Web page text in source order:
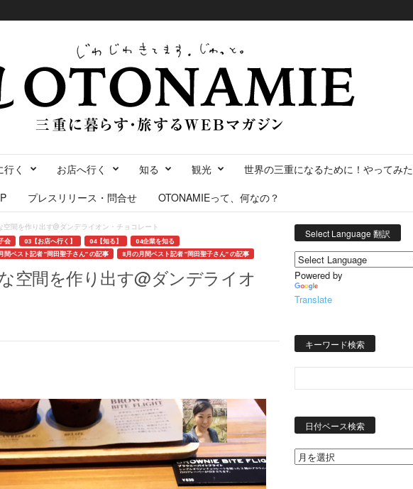
く お店へ行く 知る 観光
世界の三重になるために！やってみた
プレスリリース・問合せ OTONAMIEって、何なの？
間を作り出す@ダンデライオン・チョコレート
会 03【お店へ行く】 04【知る】
04企業を知る
間ベスト記者 ”岡田聖子さん” の記事
8月の月間ベスト記者 ”岡田聖子さん” の記事
空間を作り出す@ダンデライオ
Select Language 翻訳
Powered by
Translate
キーワード検索
日付ベース検索
ス